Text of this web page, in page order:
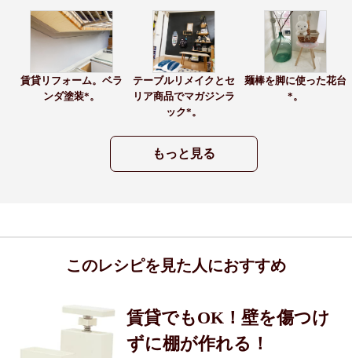
賃貸リフォーム。ベラ
ンダ塗装*。
テーブルリメイクとセ
リア商品でマガジンラ
ック*。
麺棒を脚に使った花台
*。
もっと見る
このレシピを見た人におすすめ
賃貸でもOK！壁を傷つけ
ずに棚が作れる！